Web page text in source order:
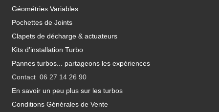
Géométries Variables
Pochettes de Joints
Clapets de décharge & actuateurs
Kits d'installation Turbo
Pannes turbos... partageons les expériences
Contact 06 27 14 26 90
En savoir un peu plus sur les turbos
Conditions Générales de Vente